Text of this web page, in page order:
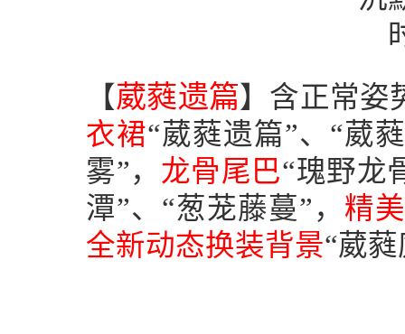
【葳蕤遗篇】含正常姿
衣裙“葳蕤遗篇”、“葳
雾”， 龙骨尾巴“瑰野龙
潭”、“葱茏藤蔓”， 精
全新动态换装背景“葳